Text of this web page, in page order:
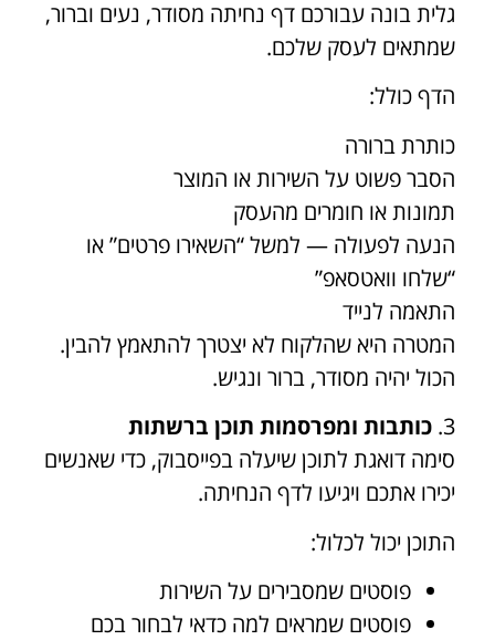
גלית בונה עבורכם דף נחיתה מסודר, נעים וברור,
שמתאים לעסק שלכם.
הדף כולל:
כותרת ברורה
הסבר פשוט על השירות או המוצר
תמונות או חומרים מהעסק
הנעה לפעולה — למשל “השאירו פרטים” או
“שלחו וואטסאפ”
התאמה לנייד
המטרה היא שהלקוח לא יצטרך להתאמץ להבין.
הכול יהיה מסודר, ברור ונגיש.
3. כותבות ומפרסמות תוכן ברשתות
סימה דואגת לתוכן שיעלה בפייסבוק, כדי שאנשים
יכירו אתכם ויגיעו לדף הנחיתה.
התוכן יכול לכלול:
פוסטים שמסבירים על השירות
פוסטים שמראים למה כדאי לבחור בכם